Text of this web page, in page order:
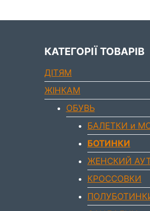
КАТЕГОРІЇ ТОВАРІВ
ДIТЯМ
ЖIНКАМ
ОБУВЬ
БАЛЕТКИ и
БОТИНКИ
ЖЕНСКИЙ
КРОССОВКИ